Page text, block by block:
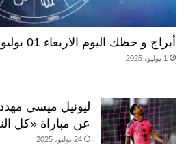
أبراج و حظك اليوم الاربعاء 01 يوليو 2025
1 يوليو، 2025
ليونيل ميسي
عن مباراة «كل
24 يوليو، 2025